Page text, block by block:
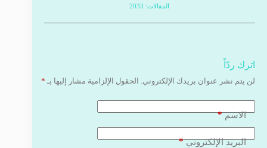
المقالات: 2033
اترك ردّاً
لن يتم نشر عنوان بريدك الإلكتروني. الحقول الإلزامية مشار إليها بـ *
الاسم*
البريد الإلكتروني*